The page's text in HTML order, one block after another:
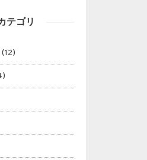
テゴリ
(12)